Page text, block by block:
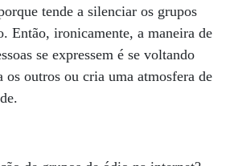
tende a silenciar os grupos
Então, ironicamente, a maneira de
se expressem é se voltando
os outros ou cria uma atmosfera de